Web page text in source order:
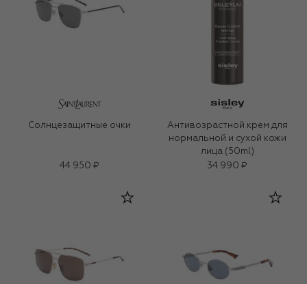
Солнцезащитные очки
44 950 ₽
Антивозрастной крем для
нормальной и сухой кожи
лица (50ml)
34 990 ₽